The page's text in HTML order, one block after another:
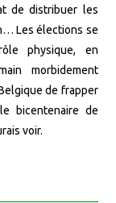
de distribuer les
Les élections se
physique, en
morbidement
de frapper
bicentenaire de
voir.